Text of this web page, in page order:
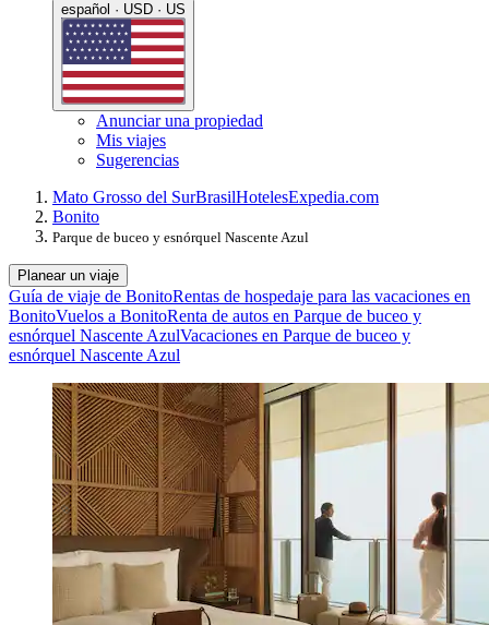
español · USD · US
Anunciar una propiedad
Mis viajes
Sugerencias
Mato Grosso del SurBrasilHotelesExpedia.com
Bonito
Parque de buceo y esnórquel Nascente Azul
Planear un viaje
Guía de viaje de BonitoRentas de hospedaje para las vacaciones en
BonitoVuelos a BonitoRenta de autos en Parque de buceo y
esnórquel Nascente AzulVacaciones en Parque de buceo y
esnórquel Nascente Azul